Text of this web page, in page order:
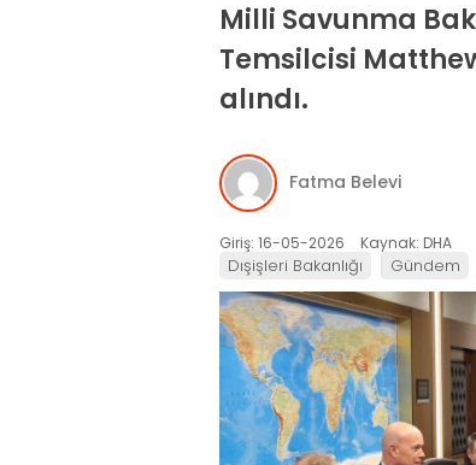
Milli Savunma
Temsilcisi
alındı.
Fatma Belevi
Giriş: 16-05-2026 Kaynak: DHA
Dışişleri Bakanlığı Gündem